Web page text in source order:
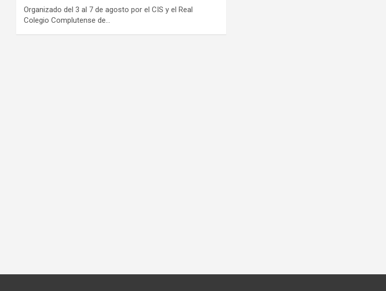
Organizado del 3 al 7 de agosto por el CIS y el Real
Colegio Complutense de…